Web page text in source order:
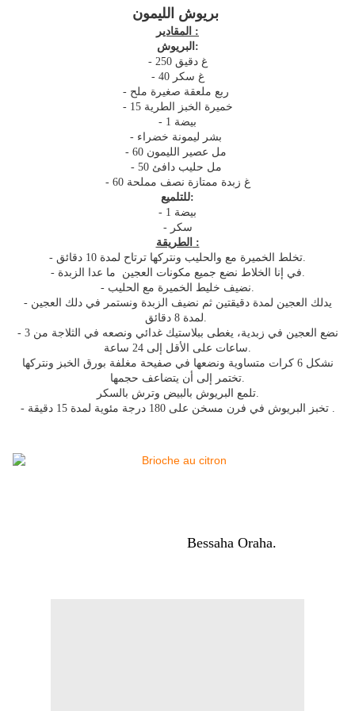
المقادير :
البريوش:
- 250 غ دقيق
- 40 غ سكر
- 15 خميرة الخبز الطرية
- 1 بيضة
- 60 غ زبدة ممتازة نصف مملحة
للتلميع:
- 1 بيضة
- سكر
الطريقة :
- تخلط الخميرة مع والحليب ونتركها ترتاح لمدة 10 دقائق.
- في إنا الخلاط نضع جميع مكونات العجين ما عدا الزبدة.
- نضيف خليط الخميرة مع الحليب.
- يدلك العجين لمدة دقيقتين ثم نضيف الزبدة ونستمر في دلك العجين
لمدة 8 دقائق.
- نضع العجين في زبدية، يغطى ببلاستيك غدائي ونصعه في الثلاجة من 3
ساعات على الأقل إلى 24 ساعة.
نشكل 6 كرات متساوية ونضعها في صفيحة مغلفة بورق الخبز ونتركها
تختمر إلى أن يتضاعف حجمها.
تلمع البريوش بالبيض وترش بالسكر.
- تخبز البريوش في فرن مسخن على 180 درجة مئوية لمدة 15 دقيقة .
Bessaha Oraha.